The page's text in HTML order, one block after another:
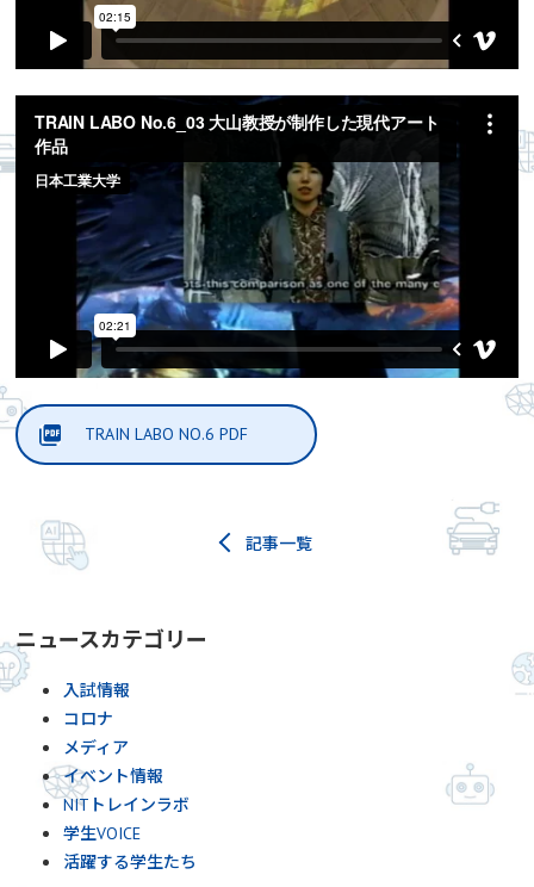
TRAIN LABO NO.6 PDF
記事一覧
ニュースカテゴリー
入試情報
コロナ
メディア
イベント情報
NITトレインラボ
学生VOICE
活躍する学生たち